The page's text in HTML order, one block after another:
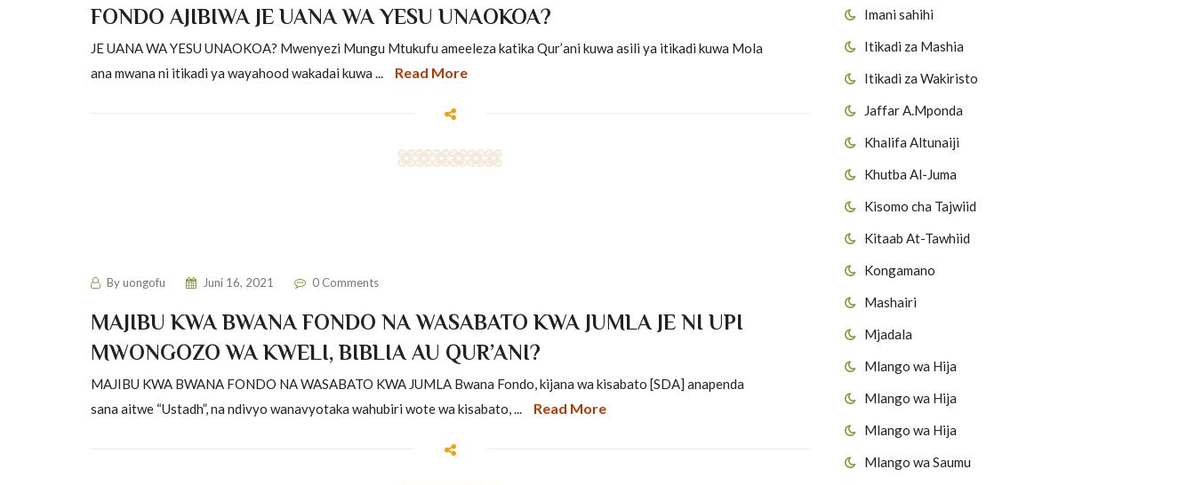
FONDO AJIBIWA JE UANA WA YESU UNAOKOA?
JE UANA WA YESU UNAOKOA? Mwenyezi Mungu Mtukufu ameeleza katika Qur’ani kuwa asili ya itikadi kuwa Mola
ana mwana ni itikadi ya wayahood wakadai kuwa ...
Read More
Byuongofu Juni 16, 2021 0 Comments
MAJIBU KWA BWANA FONDO NA WASABATO KWA JUMLA JE NI UPI
MWONGOZO WA KWELI, BIBLIA AU QUR’ANI?
MAJIBU KWA BWANA FONDO NA WASABATO KWA JUMLA Bwana Fondo, kijana wa kisabato [SDA] anapenda
sana aitwe “Ustadh”, na ndivyo wanavyotaka wahubiri wote wa kisabato, ...
Read More
Imani sahihi
Itikadi za Mashia
Itikadi za Wakiristo
Jaffar A.Mponda
Khalifa Altunaiji
Khutba Al-Juma
Kisomo cha Tajwiid
Kitaab At-Tawhiid
Kongamano
Mashairi
Mjadala
Mlango wa Hija
Mlango wa Hija
Mlango wa Hija
Mlango wa Saumu